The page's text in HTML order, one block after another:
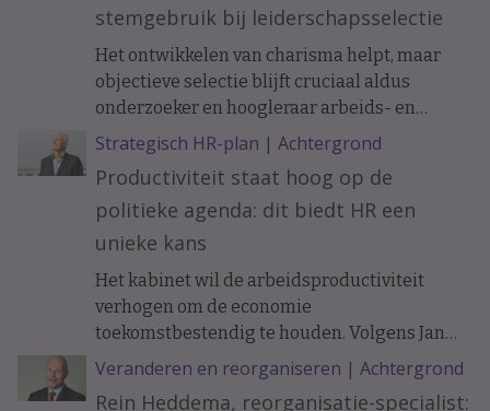
stemgebruik bij leiderschapsselectie
Het ontwikkelen van charisma helpt, maar
objectieve selectie blijft cruciaal aldus
onderzoeker en hoogleraar arbeids- en
organisatiepsychologie Janneke Oostrom.
Strategisch HR-plan | Achtergrond
Productiviteit staat hoog op de
politieke agenda: dit biedt HR een
unieke kans
Het kabinet wil de arbeidsproductiviteit
verhogen om de economie
toekomstbestendig te houden. Volgens Jan
Tjerk Boonstra biedt de nieuwe
Productiviteitsagenda HR een uitgelezen
Veranderen en reorganiseren | Achtergrond
Rein Heddema, reorganisatie-specialist: